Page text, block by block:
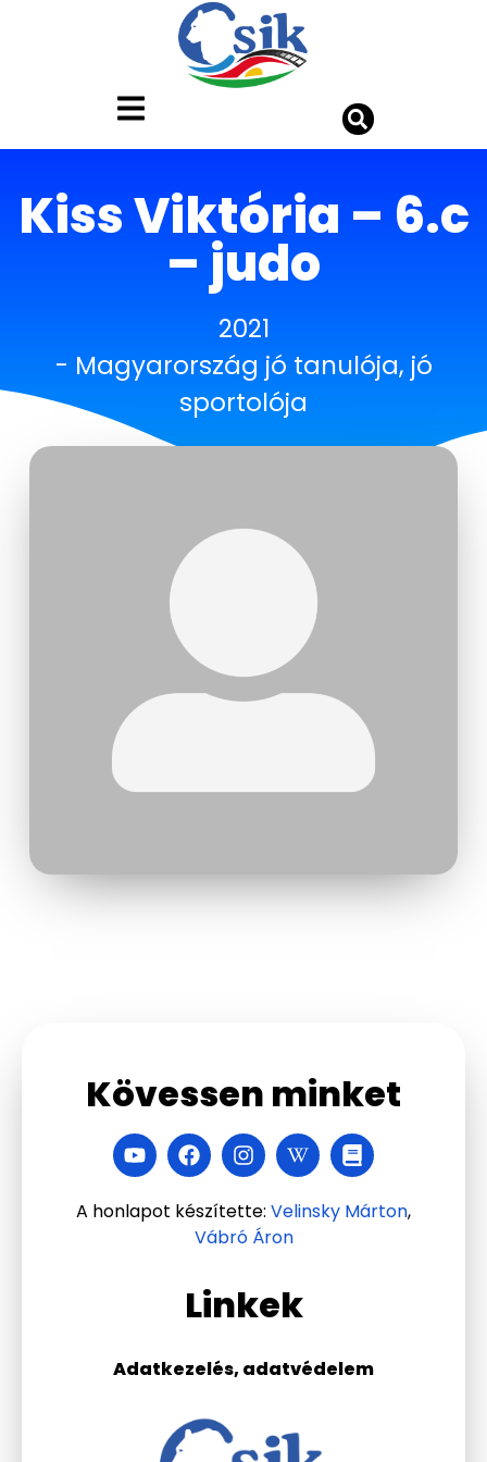
Kiss Viktória – 6.c
– judo
2021
- Magyarország jó tanulója, jó
sportolója
Linkek
Adatkezelés, adatvédelem
Kövessen minket
A honlapot készítette: Velinsky Márton,
Vábró Áron